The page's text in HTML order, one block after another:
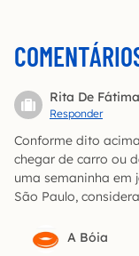
Rita De Fátima
Responder
Conforme dito
chegar de carro ou
uma semaninha
São Paulo,
A Bóia